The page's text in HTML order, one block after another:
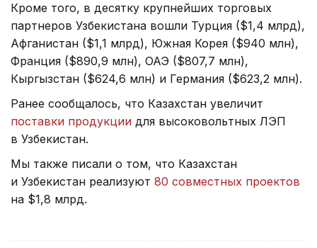
Кроме того, в десятку крупнейших торговых
партнеров Узбекистана вошли Турция ($1,4 млрд),
Афганистан ($1,1 млрд), Южная Корея ($940 млн),
Франция ($890,9 млн), ОАЭ ($807,7 млн),
Кыргызстан ($624,6 млн) и Германия ($623,2 млн).
Ранее сообщалось, что Казахстан увеличит
поставки продукции для высоковольтных ЛЭП
в Узбекистан.
Мы также писали о том, что Казахстан
и Узбекистан реализуют 80 совместных проектов
на $1,8 млрд.